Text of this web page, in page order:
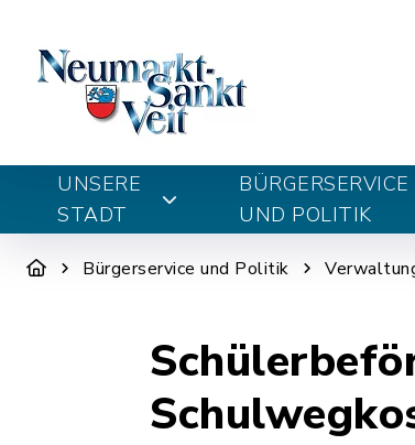
UNSERE
STADT
BÜRGERSERVICE
UND POLITIK
Bürgerservice und Politik